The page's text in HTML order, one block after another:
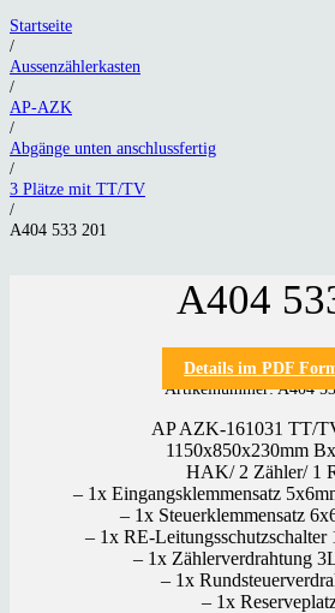
Startseite
/
Aussenzählerkasten
/
AP-AZK
/
Abgänge unten anschlussfertig
/
3 Plätze mit TT/TV
/
A404 533 201
A404
Details im PDF
Artikelnummer:A404
AP AZK-161031 TT/
1150x850x230mm
HAK/ 2 Zähler/ 1
– 1x Eingangsklemmensatz
– 1x Steuerklemmensatz
– 1x RE-
– 1x Zählerverdrahtung
– 1x
– 1x